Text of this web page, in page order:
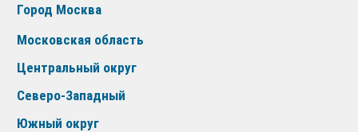
Город Москва
Московская область
Центральный округ
Северо-Западный
Южный округ